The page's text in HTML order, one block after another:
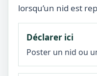
lorsqu’un nid est
Déclarer ici
Poster un nid ou